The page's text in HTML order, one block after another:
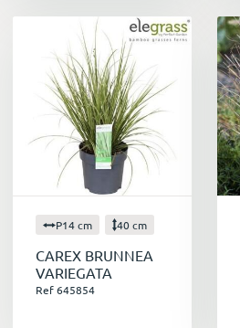
P14 cm 40 cm
CAREX BRUNNEA
VARIEGATA
Ref 645854